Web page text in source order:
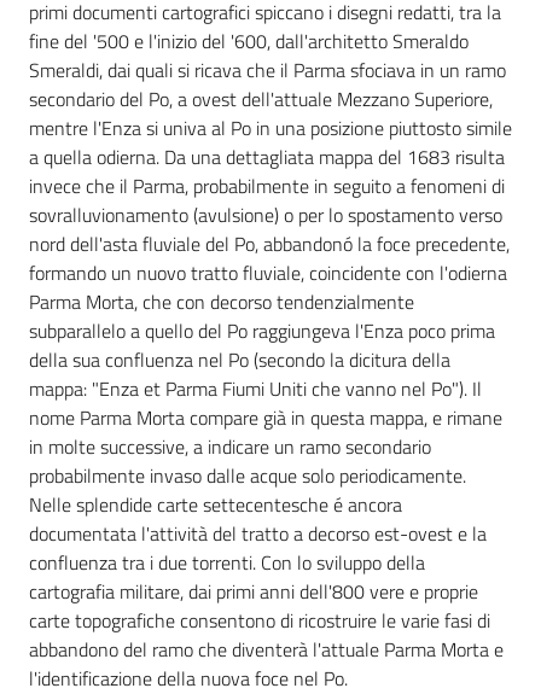
Ambiente
Argomenti
Novità
Servizi
Leggi Atti Bandi
Piani Programmi
Progetti
primi documenti cartografici spiccano i disegni redatti, tra la
fine del '500 e l'inizio del '600, dall'architetto Smeraldo
Smeraldi, dai quali si ricava che il Parma sfociava in un ramo
secondario del Po, a ovest dell'attuale Mezzano Superiore,
mentre l'Enza si univa al Po in una posizione piuttosto simile
a quella odierna. Da una dettagliata mappa del 1683 risulta
invece che il Parma, probabilmente in seguito a fenomeni di
sovralluvionamento (avulsione) o per lo spostamento verso
nord dell'asta fluviale del Po, abbandonó la foce precedente,
formando un nuovo tratto fluviale, coincidente con l'odierna
Parma Morta, che con decorso tendenzialmente
subparallelo a quello del Po raggiungeva l'Enza poco prima
della sua confluenza nel Po (secondo la dicitura della
mappa: "Enza et Parma Fiumi Uniti che vanno nel Po"). Il
nome Parma Morta compare già in questa mappa, e rimane
in molte successive, a indicare un ramo secondario
probabilmente invaso dalle acque solo periodicamente.
Nelle splendide carte settecentesche é ancora
documentata l'attività del tratto a decorso est-ovest e la
confluenza tra i due torrenti. Con lo sviluppo della
cartografia militare, dai primi anni dell'800 vere e proprie
carte topografiche consentono di ricostruire le varie fasi di
abbandono del ramo che diventerà l'attuale Parma Morta e
l'identificazione della nuova foce nel Po.